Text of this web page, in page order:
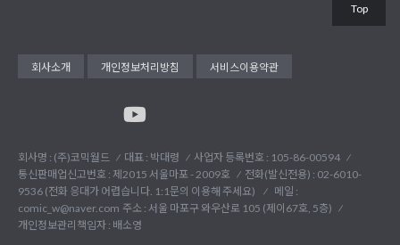
회사소개 개인정보처리방침 서비스이용약관
회사명 : (주)코믹월드 대표 : 박대령
사업자 등록번호 : 105-86-00594
통신판매업신고번호 : 제2015 서울마포 - 2009호
전화(발신전용) : 02-6010-
9536 (전화 응대가 어렵습니다. 1:1문의 이용해 주세요)
메일 :
comic_w@naver.com 주소 : 서울 마포구 와우산로 105 (제이67호, 5층)
개인정보관리책임자 : 배소영
Top